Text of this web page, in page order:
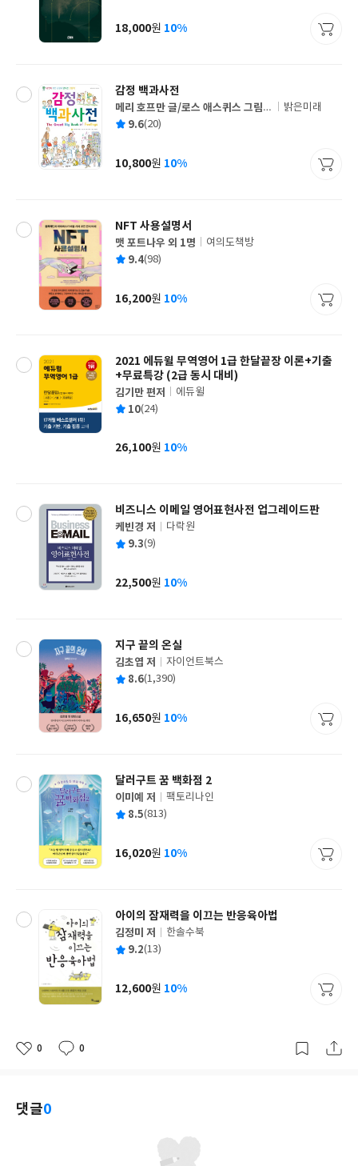
사
가
18,000원 10%
감정 백과사전
글
쓴
메리 호프만 글/로스 애스퀴스 그림/
최정선 역
출
사
밝은미래
평 9.6(20)
가
10,800원 10%
NFT 사용설명서
글
쓴
맷 포트나우 외 1명
출
사
여의도책방
평 9.4(98)
가
16,200원 10%
2021 에듀윌 무역영어 1급 한달끝장 이론+기출
+무료특강 (2급 동시 대비)
글
쓴
김기만 편저
출
사
에듀윌
평 10(24)
가
26,100원 10%
비즈니스 이메일 영어표현사전 업그레이드판
글
쓴
케빈경 저
출
사
다락원
평 9.3(9)
가
22,500원 10%
지구 끝의 온실
글
쓴
김초엽 저
출
사
자이언트북스
평 8.6(1,390)
가
16,650원 10%
달러구트 꿈 백화점 2
글
쓴
이미예 저
출
사
팩토리나인
평 8.5(813)
가
16,020원 10%
아이의 잠재력을 이끄는 반응육아법
글
쓴
김정미 저
출
사
한솔수북
평 9.2(13)
가
12,600원 10%
좋
0
댓
0
작
댓글0